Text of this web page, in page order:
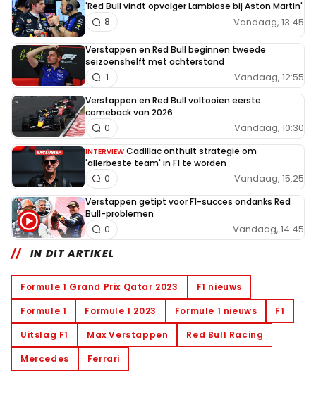
'Red Bull vindt opvolger Lambiase bij Aston Martin'
Vandaag, 13:45
8
Verstappen en Red Bull beginnen tweede
seizoenshelft met achterstand
Vandaag, 12:55
1
Verstappen en Red Bull voltooien eerste
comeback van 2026
Vandaag, 10:30
0
INTERVIEW Cadillac onthult strategie om
'allerbeste team' in F1 te worden
Vandaag, 15:25
0
Verstappen getipt voor F1-succes ondanks Red
Bull-problemen
Vandaag, 14:45
0
IN DIT ARTIKEL
Formule 1 Grand Prix Qatar 2023
F1 nieuws
Formule 1
Formule 1 2023 Formule 1 nieuws
F1
Uitslag F1
Max Verstappen
Red Bull Racing
Mercedes
Ferrari